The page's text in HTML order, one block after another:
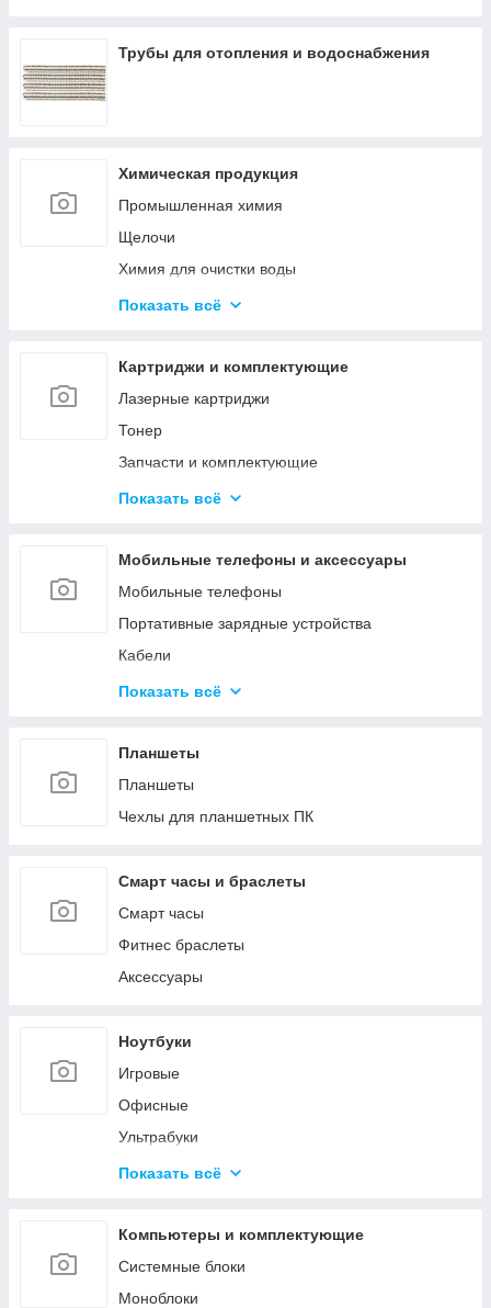
Низковольтное оборудование
Трубы для отопления и водоснабжения
Химическая продукция
Промышленная химия
Щелочи
Химия для очистки воды
Материалы для бурения и эксплуатации
Гипохлориты
Материалы для производства газобетона и
пенобетона
Ёмкости
Показать всё
Картриджи и комплектующие
Лазерные картриджи
Тонер
Запчасти и комплектующие
Средства для обслуживания КМА
Показать всё
Мобильные телефоны и аксессуары
Мобильные телефоны
Портативные зарядные устройства
Кабели
Зарядные устройства
Чехлы
Прочее
Показать всё
Планшеты
Планшеты
Чехлы для планшетных ПК
Смарт часы и браслеты
Смарт часы
Фитнес браслеты
Аксессуары
Ноутбуки
Игровые
Офисные
Ультрабуки
Для дизайна и творчества
Аксессуары для ноутбуков
Показать всё
Компьютеры и комплектующие
Системные блоки
Моноблоки